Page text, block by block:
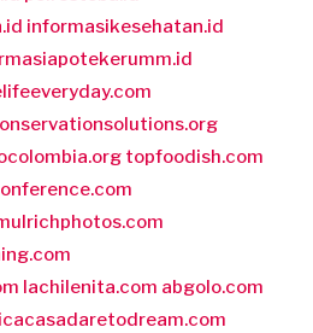
informasikesehatan.id
topfoodish.com
lachilenita.com abgolo.com